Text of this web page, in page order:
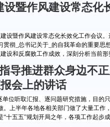
设暨作风建设常态化
设暨作风建设常态化长效化工作会议
贯彻_总书记关于_的自我革命的重要思
设和反腐败工作成效，深刻分析当前
导推进群众身边不
会上的讲话
单位听取汇报、逐问题研究措施，目的
。上半年各地各相关部门做了大量工作
“十五五”规划开局之年，各项工作起步